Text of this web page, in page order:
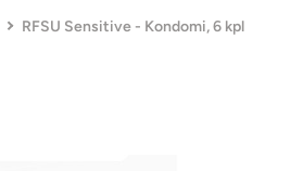
RFSU Sensitive - Kondomi, 6 kpl